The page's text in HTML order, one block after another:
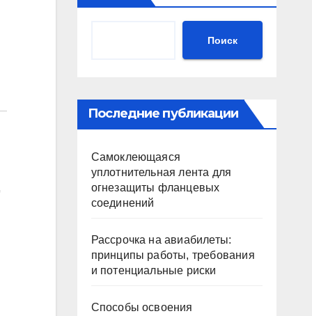
Поиск
Последние публикации
Самоклеющаяся
уплотнительная лента для
огнезащиты фланцевых
соединений
Рассрочка на авиабилеты:
принципы работы, требования
и потенциальные риски
Способы освоения